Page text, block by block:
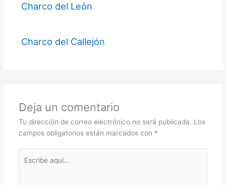
Charco del León
Charco del Callejón
Deja un comentario
Tu dirección de correo electrónico no será publicada. Los
campos obligatorios están marcados con *
aquí...